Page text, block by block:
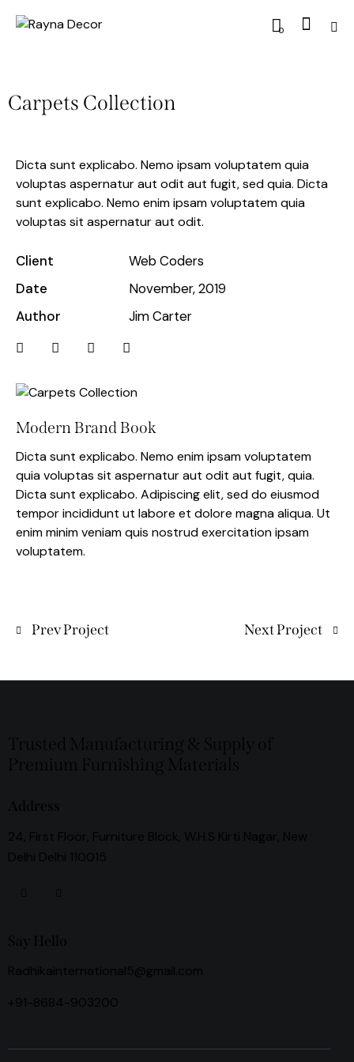
0
Carpets Collection
Dicta sunt explicabo. Nemo ipsam voluptatem quia
voluptas aspernatur aut odit aut fugit, sed quia. Dicta
sunt explicabo. Nemo enim ipsam voluptatem quia
voluptas sit aspernatur aut odit.
Client
Web Coders
Date
November, 2019
Author
Jim Carter
Modern Brand Book
Dicta sunt explicabo. Nemo enim ipsam voluptatem
quia voluptas sit aspernatur aut odit aut fugit, quia.
Dicta sunt explicabo. Adipiscing elit, sed do eiusmod
tempor incididunt ut labore et dolore magna aliqua. Ut
enim minim veniam quis nostrud exercitation ipsam
voluptatem.
Prev Project Next Project